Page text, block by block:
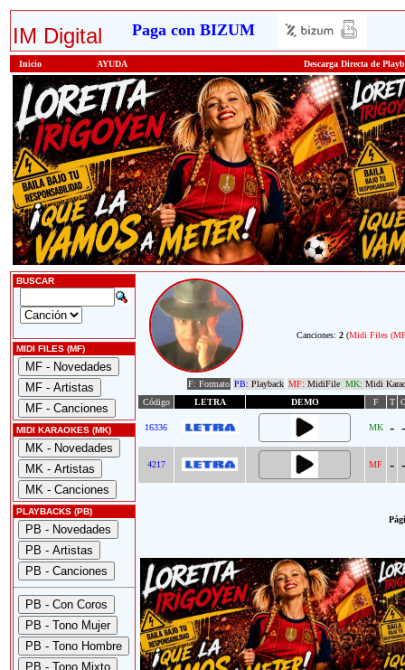
IM Digital Paga con BIZUM
Inicio AYUDA Descarga Directa de
BUSCAR
MIDI FILES (MF)
MIDI KARAOKES (MK)
PLAYBACKS (PB)
Canciones: 2 (Midi Files
F: Formato PB: Playback MF: MidiFile MK: Midi
Código
LETRA DEMO F T
16336 MK - -
4217 MF - -